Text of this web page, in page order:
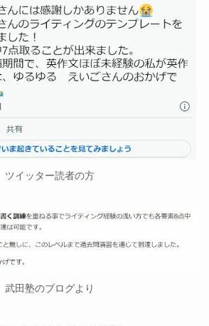
ツイッター読者の方
武田塾のブログより